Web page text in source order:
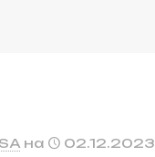
на 02.12.2023